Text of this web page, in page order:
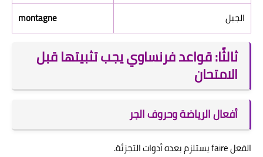
الجبل
montagne
ثالثًا: قواعد فرنساوي يجب تثبيتها قبل
الامتحان
أفعال الرياضة وحروف الجر
الفعل faire يستلزم بعده أدوات التجزئة.